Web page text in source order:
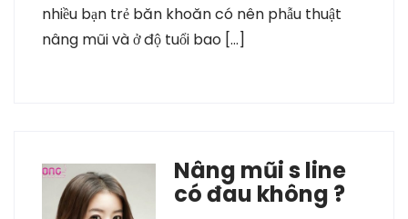
nhiều bạn trẻ băn khoăn có nên phẫu thuật
nâng mũi và ở độ tuổi bao […]
Nâng mũi s line
có đau không ?